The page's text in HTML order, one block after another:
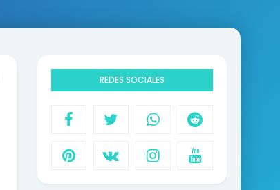
REDES SOCIALES